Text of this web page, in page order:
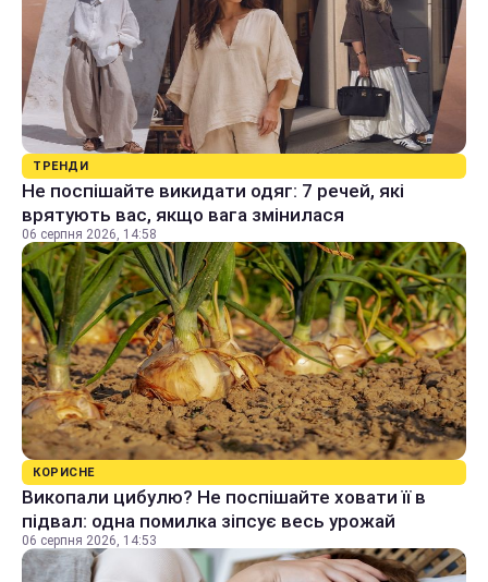
ТРЕНДИ
Не поспішайте викидати одяг: 7 речей, які
врятують вас, якщо вага змінилася
06 серпня 2026, 14:58
КОРИСНЕ
Викопали цибулю? Не поспішайте ховати її в
підвал: одна помилка зіпсує весь урожай
06 серпня 2026, 14:53